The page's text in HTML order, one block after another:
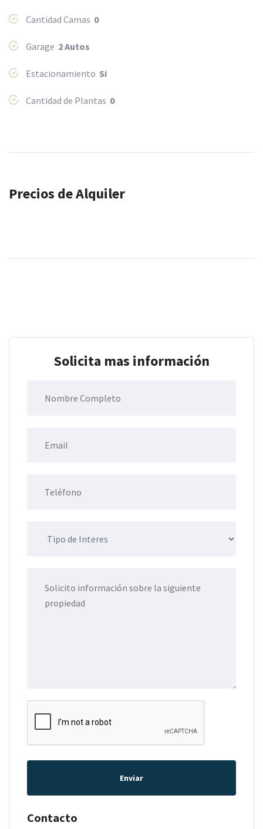
Cantidad Camas 0
Garage 2 Autos
Estacionamiento Si
Cantidad de Plantas 0
Precios de Alquiler
Solicita mas información
Enviar
Contacto